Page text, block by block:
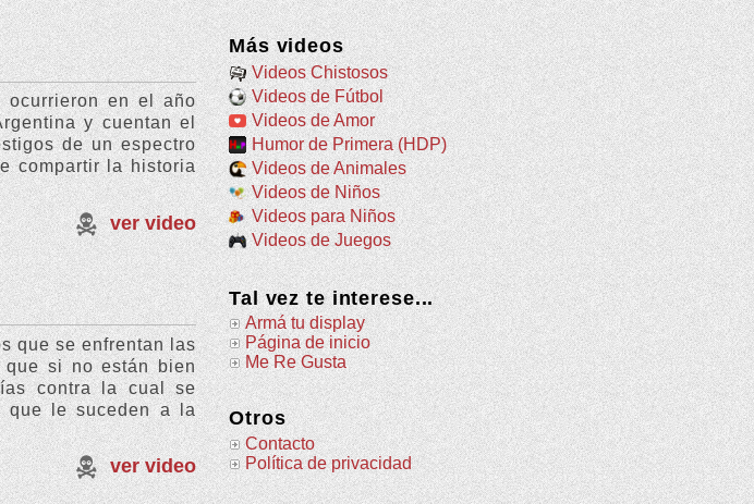
ocurrieron en el año
y cuentan el
de un espectro
compartir la historia
ver video
que se enfrentan las
que si no están bien
contra la cual se
que le suceden a la
ver video
Más videos
Videos Chistosos
Videos de Fútbol
Videos de Amor
Humor de Primera (HDP)
Videos de Animales
Videos de Niños
Videos para Niños
Videos de Juegos
Tal vez te interese...
Armá tu display
Página de inicio
Me Re Gusta
Otros
Contacto
Política de privacidad